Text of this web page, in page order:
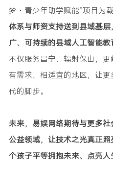
梦・青少年助学赋能”项目为载
体系与师资支持送到县域基
广、可持续的县域人工智能教
不仅服务昌宁、辐射保山，
有需求、相适宜的地区，让
代的脚步。
未来，易娱网络期待与更多
公益领域，让技术之光真正
个孩子平等拥抱未来、点亮人